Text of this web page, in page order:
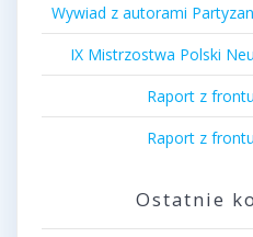
Wywiad z autorami
IX Mistrzostwa Polski
Raport z
Raport z
Ostatnie